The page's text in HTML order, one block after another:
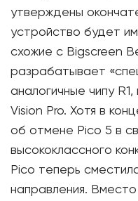
утверждены
устройство будет
схожие с Bigscreen
разрабатывает
аналогичные чипу
Vision Pro. Хотя в
об отмене Pico 5 в
высококлассного
Pico теперь
направления.